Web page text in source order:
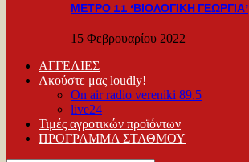
ΜΕΤΡΟ 11 ‘ΒΙΟΛΟΓΙΚΗ ΓΕΩΡΓΙΑ’
15 Φεβρουαρίου 2022
ΑΓΓΕΛΙΕΣ
Ακούστε μας loudly!
On air radio vereniki 89.5
live24
Τιμές αγροτικών προϊόντων
ΠΡΟΓΡΑΜΜΑ ΣΤΑΘΜΟΥ